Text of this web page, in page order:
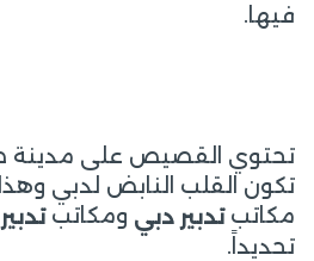
فيها.
تحتوي القصيص على مدينة
تكون القلب النابض لدبي
مكاتبتدبير دبي ومكاتب
تحديداً.